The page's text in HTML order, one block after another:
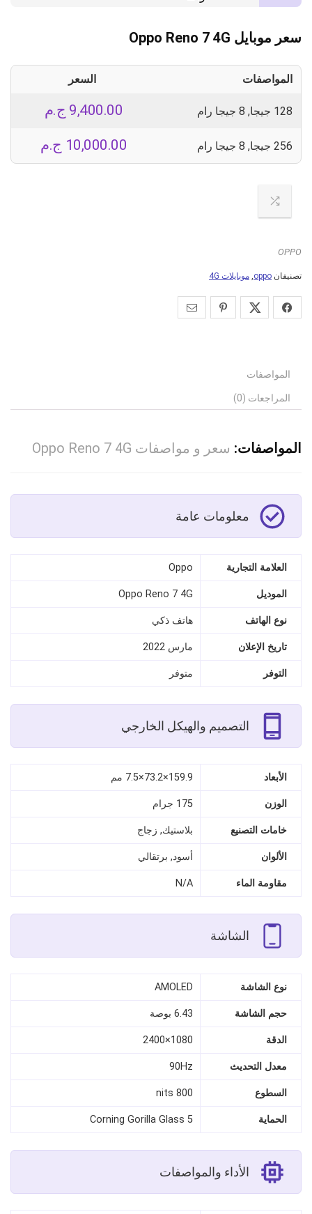
سعر موبايل Oppo Reno 7 4G
المواصفات السعر
128 جيجا, 8 جيجا رام ج.م 9,400.00
256 جيجا, 8 جيجا رام ج.م 10,000.00
OPPO
تصنيفان oppo
, موبايلات 4G
المواصفات
المراجعات (0)
المواصفات: سعر و مواصفات Oppo Reno 7 4G
معلومات عامة
العلامة التجارية Oppo
الموديل Oppo Reno 7 4G
نوع الهاتف هاتف ذكي
تاريخ الإعلان مارس 2022
التوفر متوفر
التصميم والهيكل الخارجي
الأبعاد 159.9×73.2×7.5 مم
الوزن 175 جرام
خامات التصنيع بلاستيك, زجاج
الألوان أسود, برتقالي
مقاومة الماء N/A
الشاشة
نوع الشاشة AMOLED
حجم الشاشة 6.43 بوصة
الدقة 1080×2400
معدل التحديث 90Hz
السطوع 800 nits
الحماية Corning Gorilla Glass 5
الأداء والمواصفات